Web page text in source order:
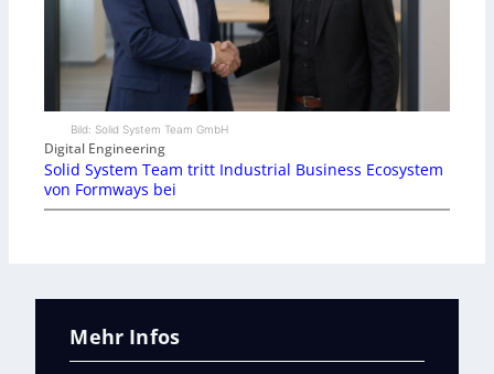
Bild: Solid System Team GmbH
Digital Engineering
Solid System Team tritt Industrial Business Ecosystem
von Formways bei
Mehr Infos